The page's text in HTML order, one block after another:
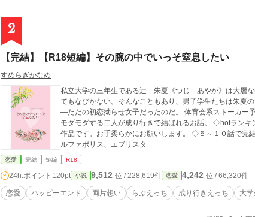
2
【完結】【R18短編】その腕の中でいっそ窒息したい
すめらぎかなめ
私立大学の三年生である辻 朱夏《つじ あやか》は大層な
てもなびかない。そんなこともあり、男子学生たちは朱夏のことを『難攻
―ただの初恋拗らせ女子だったのだ。 体育会系ストーカー予備軍男子×筋肉フェチの絶世の美女。両片想いなのに
モダモダする二人が成り行きで結ばれるお話。 ◇hotランキング入りありがとうございます……！ ―― ◇初の現代
作品です。お手柔らかにお願いします。 ◇５～１０話で
ルファポリス、エブリスタ
恋愛 完結 短編 R18
24h.ポイント 120pt 小説 9,512 位 / 228,619件 恋愛 4,242 位 / 66,320件
恋愛 ハッピーエンド 両片想い らぶえっち 成り行きえっち 大学